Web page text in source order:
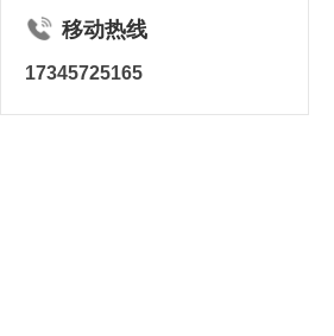
移动热线
17345725165